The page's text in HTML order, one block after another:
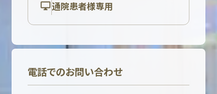
通院患者様専用
電話でのお問い合わせ